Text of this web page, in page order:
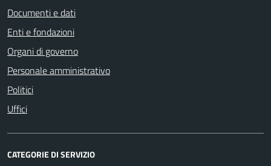
Documenti e dati
Enti e fondazioni
Organi di governo
Personale amministrativo
Politici
Uffici
CATEGORIE DI SERVIZIO